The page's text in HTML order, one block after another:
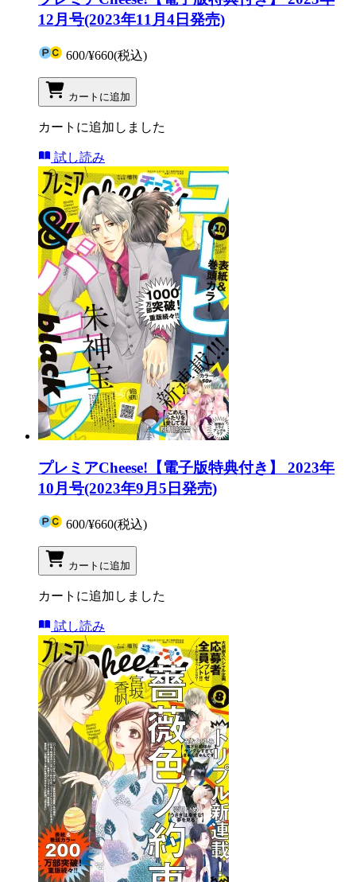
12月号(2023年11月4日発売)
600/¥660(税込)
カートに追加
カートに追加しました
試し読み
プレミアCheese!【電子版特典付き】 2023年
10月号(2023年9月5日発売)
600/¥660(税込)
カートに追加
カートに追加しました
試し読み